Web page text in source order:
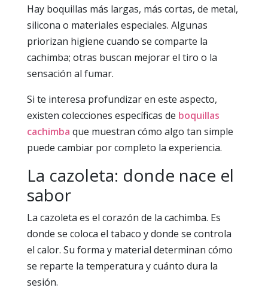
Hay boquillas más largas, más cortas, de metal,
silicona o materiales especiales. Algunas
priorizan higiene cuando se comparte la
cachimba; otras buscan mejorar el tiro o la
sensación al fumar.
Si te interesa profundizar en este aspecto,
existen colecciones específicas de boquillas
cachimba que muestran cómo algo tan simple
puede cambiar por completo la experiencia.
La cazoleta: donde nace el
sabor
La cazoleta es el corazón de la cachimba. Es
donde se coloca el tabaco y donde se controla
el calor. Su forma y material determinan cómo
se reparte la temperatura y cuánto dura la
sesión.